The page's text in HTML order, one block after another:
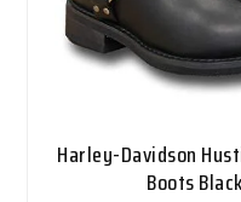
Harley-Davidson
Boots Black